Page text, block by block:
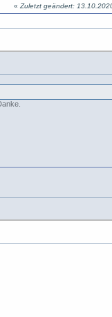
«Zuletzt geändert: